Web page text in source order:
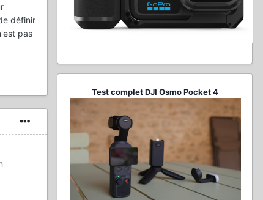
définir
pas
Test complet DJI Osmo Pocket 4